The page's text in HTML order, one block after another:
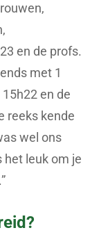
en de profs.
met 1
en de
reeks kende
wel ons
het leuk om je